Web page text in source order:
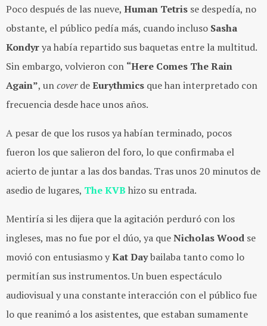
Poco después de las nueve, Human Tetris se despedía, no
obstante, el público pedía más, cuando incluso Sasha
Kondyrya había repartido sus baquetas entre la multitud.
Sin embargo, volvieron con “Here Comes The Rain
Again”, uncoverdeEurythmics que han interpretado con
frecuencia desde hace unos años.
A pesar de que los rusos ya habían terminado, pocos
fueron los que salieron del foro, lo que confirmaba el
acierto de juntar a las dos bandas. Tras unos 20 minutos de
asedio de lugares, The KVB hizo su entrada.
Mentiría si les dijera que la agitación perduró con los
ingleses, mas no fue por el dúo, ya queNicholas Wood se
movió con entusiasmo yKat Daybailaba tanto como lo
permitían sus instrumentos. Un buen espectáculo
audiovisual y una constante interacción con el público fue
lo que reanimó a los asistentes, que estaban sumamente